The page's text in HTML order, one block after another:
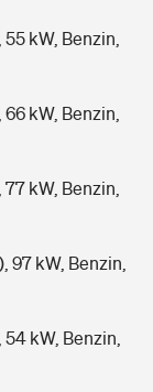
kW, Benzin,
kW, Benzin,
kW, Benzin,
97 kW, Benzin,
kW, Benzin,